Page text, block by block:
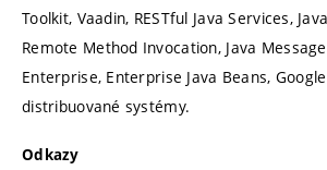
Toolkit, Vaadin, RESTful Java Services,
Remote Method Invocation, Java
Enterprise, Enterprise Java Beans,
distribuované systémy.
Odkazy